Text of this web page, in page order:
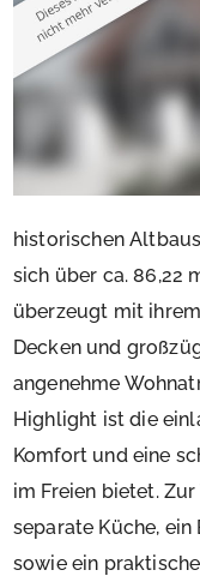
historischen
sich über ca. 86,22
überzeugt mit
Decken und
angenehme
Highlight ist die
Komfort und eine
im Freien bietet.
separate Küche,
sowie ein